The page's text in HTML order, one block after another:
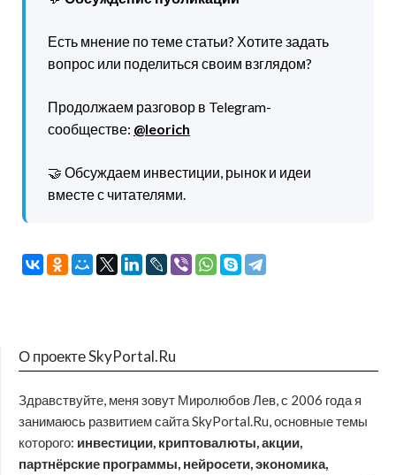
Есть мнение по теме статьи? Хотите задать
вопрос или поделиться своим взглядом?
Продолжаем разговор в Telegram-
сообществе: @leorich
🤝 Обсуждаем инвестиции, рынок и идеи
вместе с читателями.
О проекте SkyPortal.Ru
Здравствуйте, меня зовут Миролюбов Лев, с 2006 года я
занимаюсь развитием сайта SkyPortal.Ru, основные темы
которого: инвестиции, криптовалюты, акции,
партнёрские программы, нейросети, экономика,